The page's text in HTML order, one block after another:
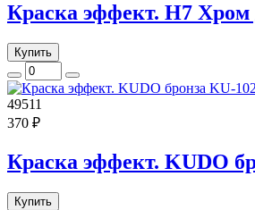
Краска эффект. H7
Купить
49511
370 ₽
Краска эффект. KUDO
Купить